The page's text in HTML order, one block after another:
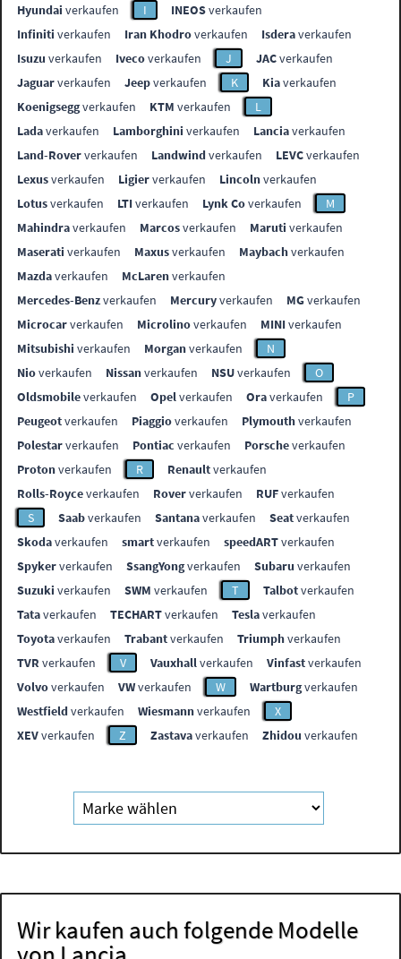
Hyundai verkaufen I INEOSverkaufen
Infiniti verkaufen Iran Khodroverkaufen Isderaverkaufen
Isuzu verkaufen Ivecoverkaufen J JACverkaufen
Jaguarverkaufen Jeepverkaufen K Kiaverkaufen
Koenigseggverkaufen KTM verkaufen
L
Ladaverkaufen Lamborghini verkaufen Lanciaverkaufen
Land-Roververkaufen Landwindverkaufen LEVCverkaufen
Lexusverkaufen Ligierverkaufen Lincolnverkaufen
Lotusverkaufen LTIverkaufen Lynk Coverkaufen
M
Mahindraverkaufen Marcosverkaufen Maruti verkaufen
Maserati verkaufen Maxusverkaufen Maybachverkaufen
Mazdaverkaufen McLarenverkaufen
Mercedes-Benzverkaufen Mercuryverkaufen MGverkaufen
Microcarverkaufen Microlinoverkaufen MINIverkaufen
Mitsubishi verkaufen Morganverkaufen
N
Nioverkaufen Nissanverkaufen NSUverkaufen
O
Oldsmobileverkaufen Opelverkaufen Oraverkaufen
P
Peugeotverkaufen Piaggioverkaufen Plymouthverkaufen
Polestarverkaufen Pontiac verkaufen Porscheverkaufen
Protonverkaufen R Renaultverkaufen
Rolls-Royceverkaufen Roververkaufen RUFverkaufen
S
Saabverkaufen Santanaverkaufen Seatverkaufen
Skodaverkaufen smartverkaufen speedARTverkaufen
Spykerverkaufen SsangYongverkaufen Subaru verkaufen
Suzuki verkaufen SWM verkaufen T Talbotverkaufen
Tataverkaufen TECHARTverkaufen Teslaverkaufen
Toyotaverkaufen Trabantverkaufen Triumphverkaufen
TVR verkaufen V Vauxhallverkaufen Vinfastverkaufen
Volvoverkaufen VWverkaufen W Wartburgverkaufen
Westfieldverkaufen Wiesmannverkaufen
X
XEVverkaufen Z Zastavaverkaufen Zhidou verkaufen
Wir kaufen auch folgende Modelle